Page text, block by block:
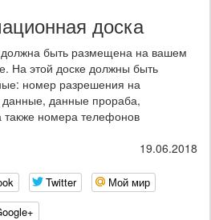
доска
быть размещена на вашем
На этой доске должны быть
номер разрешения на
данные, данные прораба,
также номера телефонов
19.06.2018
Twitter
Мой мир